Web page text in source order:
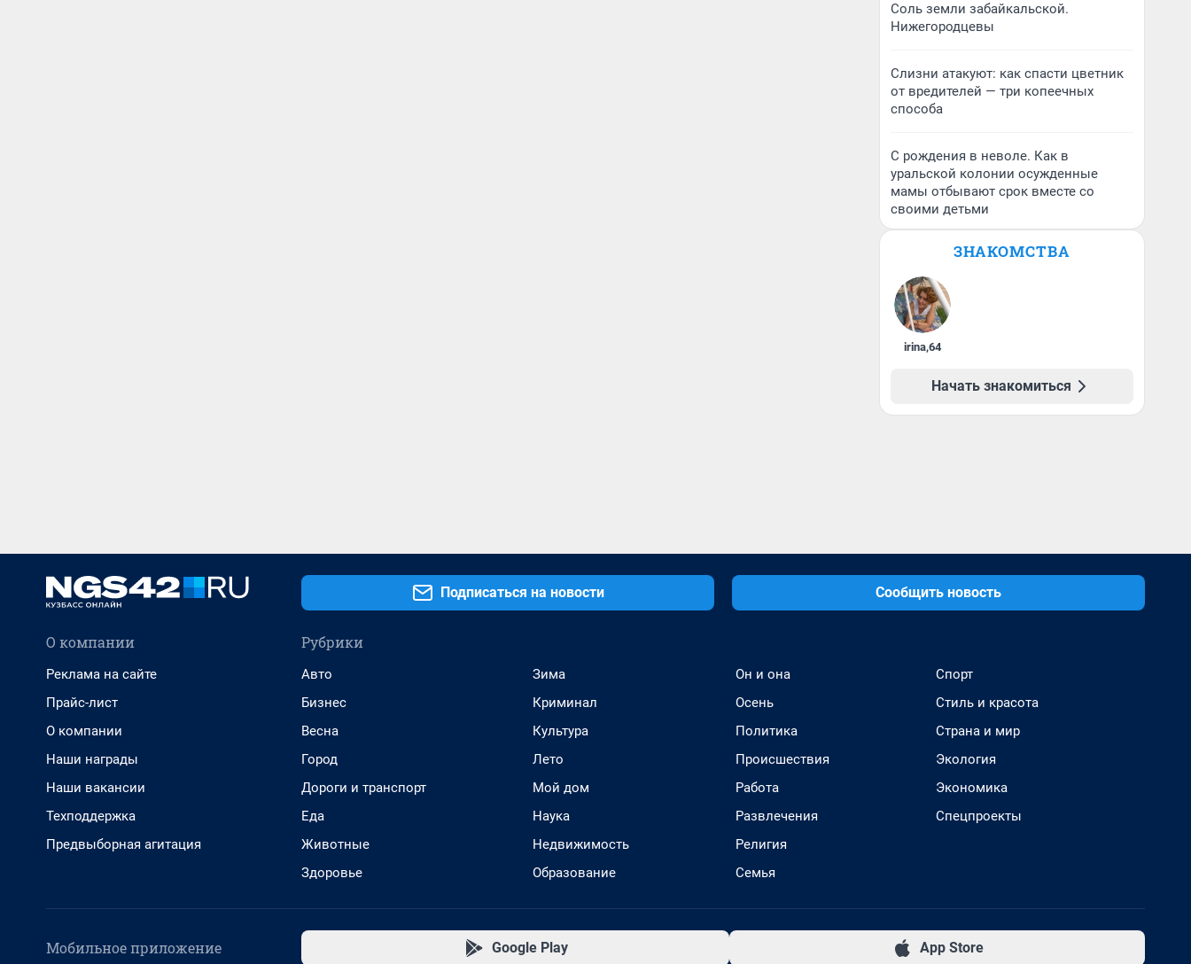
Соль земли забайкальской.
Нижегородцевы
Слизни атакуют: как спасти цветник
от вредителей — три копеечных
способа
С рождения в неволе. Как в
уральской колонии осужденные
мамы отбывают срок вместе со
своими детьми
ЗНАКОМСТВА
irina,64
Начать знакомиться
Подписаться на новости Сообщить новость
О компании
Реклама на сайте
Прайс-лист
О компании
Наши награды
Наши вакансии
Техподдержка
Предвыборная агитация
Рубрики
Авто
Бизнес
Весна
Город
Дороги и транспорт
Еда
Животные
Здоровье
Зима
Криминал
Культура
Лето
Мой дом
Наука
Недвижимость
Образование
Он и она
Осень
Политика
Происшествия
Работа
Развлечения
Религия
Семья
Спорт
Стиль и красота
Страна и мир
Экология
Экономика
Спецпроекты
Мобильное приложение Google Play App Store